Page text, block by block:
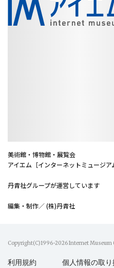
美術館・博物館・展覧会
アイエム［インターネットミュージア
丹青社グループが運営しています
編集・制作／ (株)丹青社
Copyright(C)1996-2026 Internet Museum
利用規約 個人情報の取